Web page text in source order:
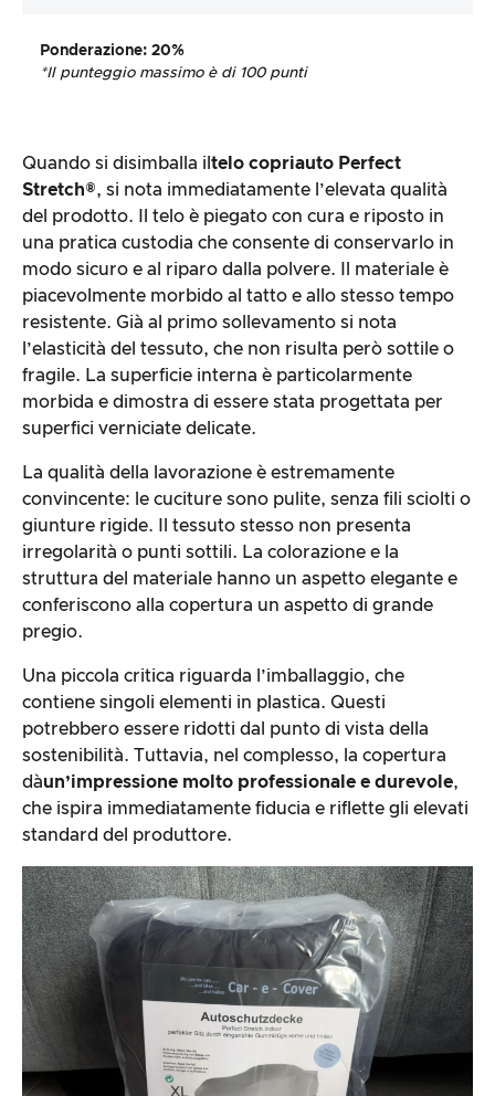
Ponderazione: 20%
*Il punteggio massimo è di 100 punti
Quando si disimballa il telo copriauto Perfect
Stretch®, si nota immediatamente l’elevata qualità
del prodotto. Il telo è piegato con cura e riposto in
una pratica custodia che consente di conservarlo in
modo sicuro e al riparo dalla polvere. Il materiale è
piacevolmente morbido al tatto e allo stesso tempo
resistente. Già al primo sollevamento si nota
l’elasticità del tessuto, che non risulta però sottile o
fragile. La superficie interna è particolarmente
morbida e dimostra di essere stata progettata per
superfici verniciate delicate.
La qualità della lavorazione è estremamente
convincente: le cuciture sono pulite, senza fili sciolti o
giunture rigide. Il tessuto stesso non presenta
irregolarità o punti sottili. La colorazione e la
struttura del materiale hanno un aspetto elegante e
conferiscono alla copertura un aspetto di grande
pregio.
Una piccola critica riguarda l’imballaggio, che
contiene singoli elementi in plastica. Questi
potrebbero essere ridotti dal punto di vista della
sostenibilità. Tuttavia, nel complesso, la copertura
dàun’impressione molto professionale e durevole,
che ispira immediatamente fiducia e riflette gli elevati
standard del produttore.